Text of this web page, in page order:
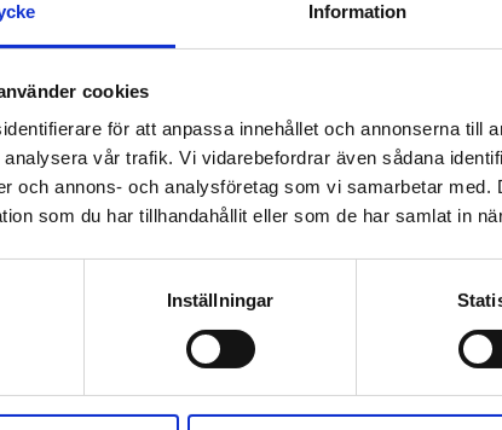
Information
cookies
för att anpassa innehållet och annonserna till
vår trafik. Vi vidarebefordrar även sådana
och annons- och analysföretag som vi samarbetar
som du har tillhandahållit eller som de har samlat in
Inställningar
dataöverföring mellan två
den en lång räckvidd, vilket gör
gränssnitt och fungerar i transparent
både punkt-till-punkt- och punkt-
RS232- eller RS485-anslutning.
där nätverkets
Bli den